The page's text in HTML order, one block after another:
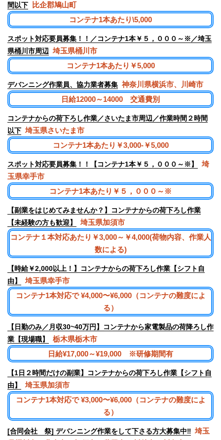
間以下 比企郡鳩山町
コンテナ1本あたり\5,000
スポット対応要員募集！！／コンテナ1本￥５，０００～※／埼玉
県桶川市周辺 埼玉県桶川市
コンテナ1本あたり￥5,000
デバンニング作業員、協力業者募集 神奈川県横浜市、川崎市
日給12000～14000 交通費別
コンテナからの荷下ろし作業／さいたま市周辺／作業時間２時間
以下 埼玉県さいたま市
コンテナ1本あたり￥3,000-￥5,000
スポット対応要員募集！！【コンテナ1本￥５，０００～※】
埼
玉県幸手市
コンテナ1本あたり￥５，０００～※
【副業をはじめてみませんか？】コンテナからの荷下ろし作業
【未経験の方も歓迎】
埼玉県加須市
コンテナ１本対応あたり￥3,000～￥4,000(荷物内容、作業人
数による)
【時給￥2,000以上！】コンテナからの荷下ろし作業【シフト自
由】
埼玉県幸手市
コンテナ1本対応で ¥4,000〜¥6,000（コンテナの難度によ
る）
【日勤のみ／月収30~40万円】コンテナから家電製品の荷降ろし作
業【現場職】
栃木県栃木市
日給¥17,000～¥19,000 ※研修期間有
【1日２時間だけの副業】コンテナからの荷下ろし作業【シフト自
由】
埼玉県加須市
コンテナ1本対応で ¥3,000〜¥6,000（コンテナの難度によ
る）
[合同会社 祭] デバンニング作業をして下さる方大募集中‼︎ 埼玉